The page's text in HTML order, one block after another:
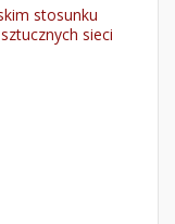
stosunku
sieci